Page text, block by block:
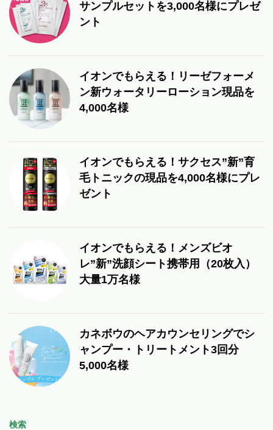
サンプルセットを3,000名様にプレゼ
ント
イオンでもらえる！リーゼフォーメ
ン新ウォータリーローション現品を
4,000名様
イオンでもらえる！サクセス”新”育
毛トニックの現品を4,000名様にプレ
ゼント
イオンでもらえる！メンズビオ
レ”新”洗顔シート携帯用（20枚入）
大量1万名様
カネボウのヘアカウンセリングでシ
ャンプー・トリートメント3回分
5,000名様
検索